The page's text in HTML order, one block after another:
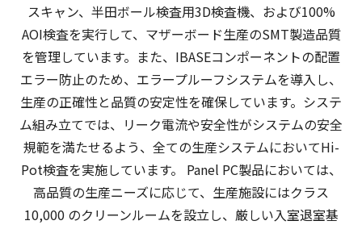
スキャン、半田ボール検査用3D検査機、および100%
AOI検査を実行して、マザーボード生産のSMT製造品質
を管理しています。また、IBASEコンポーネントの配置
エラー防止のため、エラープルーフシステムを導入し、
生産の正確性と品質の安定性を確保しています。システ
ム組み立てでは、リーク電流や安全性がシステムの安全
規範を満たせるよう、全ての生産システムにおいてHi-
Pot検査を実施しています。 Panel PC製品においては、
高品質の生産ニーズに応じて、生産施設にはクラス
10,000 のクリーンルームを設立し、厳しい入室退室基